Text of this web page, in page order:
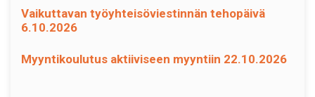
Vaikuttavan työyhteisöviestinnän tehopäivä
6.10.2026
Myyntikoulutus aktiiviseen myyntiin 22.10.2026